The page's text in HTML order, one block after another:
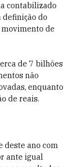
contabilizado
definição do
de
de 7 bilhões
não
enquanto
de reais.
deste ano com
ante igual